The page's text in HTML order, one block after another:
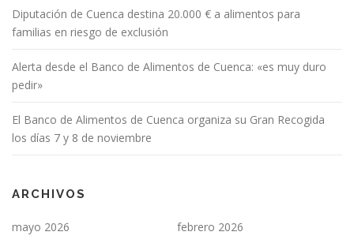
Diputación de Cuenca destina 20.000 € a alimentos para
familias en riesgo de exclusión
Alerta desde el Banco de Alimentos de Cuenca: «es muy duro
pedir»
El Banco de Alimentos de Cuenca organiza su Gran Recogida
los días 7 y 8 de noviembre
ARCHIVOS
mayo 2026
febrero 2026